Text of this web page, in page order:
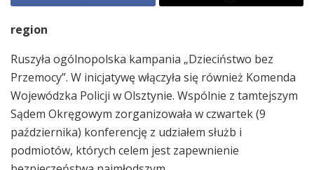
region
Ruszyła ogólnopolska kampania „Dzieciństwo bez
Przemocy”. W inicjatywę włączyła się również Komenda
Wojewódzka Policji w Olsztynie. Wspólnie z tamtejszym
Sądem Okręgowym zorganizowała w czwartek (9
października) konferencję z udziałem służb i
podmiotów, których celem jest zapewnienie